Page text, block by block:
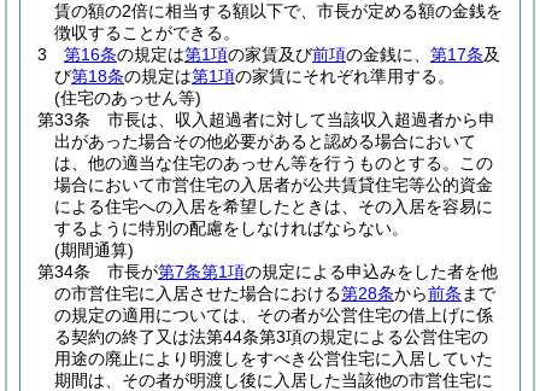
賃の額の2倍に相当する額以下で、市長が定める額の金銭を
徴収することができる。
3
第16条の規定は第1項の家賃及び前項の金銭に、 第17条及
び第18条の規定は第1項の家賃にそれぞれ準用する。
(住宅のあっせん等)
第33条
市長は、収入超過者に対して当該収入超過者から申
出があった場合その他必要があると認める場合において
は、他の適当な住宅のあっせん等を行うものとする。
この
場合において市営住宅の入居者が公共賃貸住宅等公的資金
による住宅への入居を希望したときは、その入居を容易に
するように特別の配慮をしなければならない。
(期間通算)
第34条
市長が第7条第1項の規定による申込みをした者を他
の市営住宅に入居させた場合における第28条から前条 まで
の規定の適用については、その者が公営住宅の借上げに係
る契約の終了又は法第44条第3項の規定による公営住宅の
用途の廃止により明渡しをすべき公営住宅に入居していた
期間は、その者が明渡し後に入居した当該他の市営住宅に